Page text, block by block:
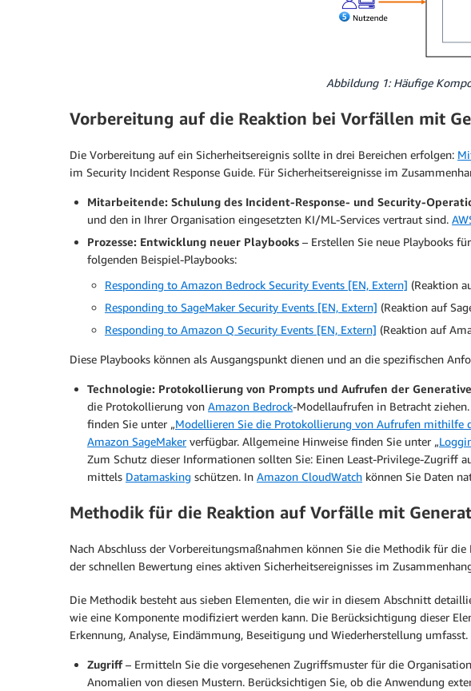
Abbildung 1: Häufige
Vorbereitung auf die Reaktion bei Vorfällen mit
Die Vorbereitung auf ein Sicherheitsereignis sollte in drei Bereichen erfolgen:
im Security Incident Response Guide. Für Sicherheitsereignisse im
Mitarbeitende: Schulung des Incident-Response- und Security-
und den in Ihrer Organisation eingesetzten KI/ML-Services vertraut sind.
Prozesse: Entwicklung neuer Playbooks – Erstellen Sie neue Playbooks
folgenden Beispiel-Playbooks:
Responding to Amazon Bedrock Security Events [EN, Extern] (Reaktion
Responding to SageMaker Security Events [EN, Extern] (Reaktion auf
Responding to Amazon Q Security Events [EN, Extern] (Reaktion auf
Diese Playbooks können als Ausgangspunkt dienen und an die spezifischen
Technologie: Protokollierung von Prompts und Aufrufen der
die Protokollierung von Amazon Bedrock-Modellaufrufen in Betracht
finden Sie unter „Modellieren Sie die Protokollierung von Aufrufen mithilfe
Amazon SageMakerverfügbar. Allgemeine Hinweise finden Sie unter „
Zum Schutz dieser Informationen sollten Sie: Einen Least-Privilege-Zugriff
mittels Datamasking schützen. In Amazon CloudWatch können Sie Daten
Methodik für die Reaktion auf Vorfälle mit
Nach Abschluss der Vorbereitungsmaßnahmen können Sie die Methodik für
der schnellen Bewertung eines aktiven Sicherheitsereignisses im
Die Methodik besteht aus sieben Elementen, die wir in diesem Abschnitt
wie eine Komponente modifiziert werden kann. Die Berücksichtigung dieser
Erkennung, Analyse, Eindämmung, Beseitigung und Wiederherstellung umfasst.
Zugriff– Ermitteln Sie die vorgesehenen Zugriffsmuster für die
Anomalien von diesen Mustern. Berücksichtigen Sie, ob die Anwendung